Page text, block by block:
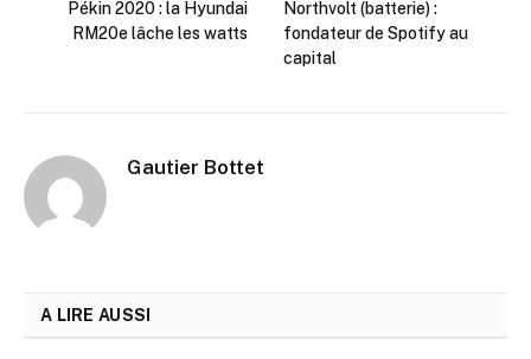
Pékin 2020 : la Hyundai
RM20e lâche les watts
Northvolt (batterie) :
fondateur de Spotify au
capital
Gautier Bottet
A LIRE AUSSI